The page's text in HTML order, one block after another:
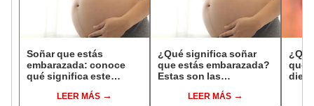
Soñar que estás
embarazada: conoce
qué significa este
LEER MÁS
¿Qué significa soñar
que estás embarazada?
Estas son las
comunesLEER MÁS
que